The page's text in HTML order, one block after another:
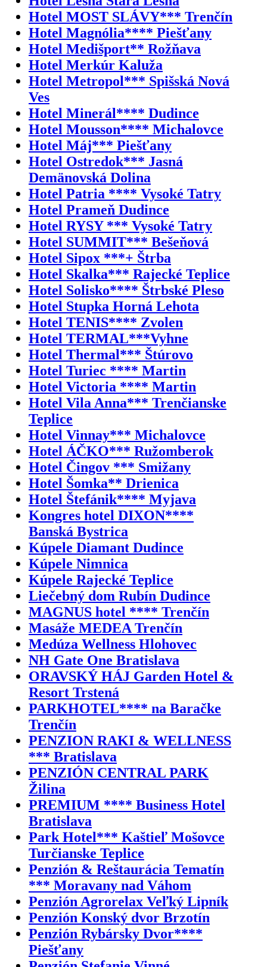
Hotel MOST SLÁVY*** Trenčín
Hotel Magnólia**** Piešťany
Hotel Medišport** Rožňava
Hotel Merkúr Kaluža
Hotel Metropol*** Spišská Nová
Ves
Hotel Minerál**** Dudince
Hotel Mousson**** Michalovce
Hotel Máj*** Piešťany
Hotel Ostredok*** Jasná
Demänovská Dolina
Hotel Patria **** Vysoké Tatry
Hotel Prameň Dudince
Hotel RYSY *** Vysoké Tatry
Hotel SUMMIT*** Bešeňová
Hotel Sipox ***+ Štrba
Hotel Skalka*** Rajecké Teplice
Hotel Solisko**** Štrbské Pleso
Hotel Stupka Horná Lehota
Hotel TENIS**** Zvolen
Hotel TERMAL***Vyhne
Hotel Thermal*** Štúrovo
Hotel Turiec **** Martin
Hotel Victoria **** Martin
Hotel Vila Anna*** Trenčianske
Teplice
Hotel Vinnay*** Michalovce
Hotel ÁČKO*** Ružomberok
Hotel Čingov *** Smižany
Hotel Šomka** Drienica
Hotel Štefánik**** Myjava
Kongres hotel DIXON****
Banská Bystrica
Kúpele Diamant Dudince
Kúpele Nimnica
Kúpele Rajecké Teplice
Liečebný dom Rubín Dudince
MAGNUS hotel **** Trenčín
Masáže MEDEA Trenčín
Medúza Wellness Hlohovec
NH Gate One Bratislava
ORAVSKÝ HÁJ Garden Hotel &
Resort Trstená
PARKHOTEL**** na Baračke
Trenčín
PENZION RAKI & WELLNESS
*** Bratislava
PENZIÓN CENTRAL PARK
Žilina
PREMIUM **** Business Hotel
Bratislava
Park Hotel*** Kaštieľ Mošovce
Turčianske Teplice
Penzión & Reštaurácia Tematín
*** Moravany nad Váhom
Penzión Agrorelax Veľký Lipník
Penzión Konský dvor Brzotín
Penzión Rybársky Dvor****
Piešťany